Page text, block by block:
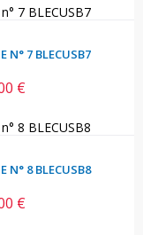
N° 7 BLECUSB7
€
N° 8 BLECUSB8
€